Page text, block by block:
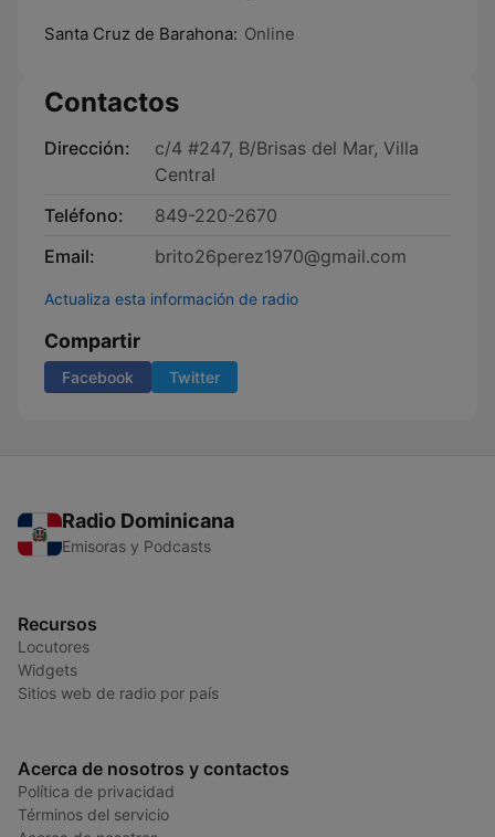
Santa Cruz de Barahona: Online
Contactos
Dirección:
c/4 #247, B/Brisas del Mar, Villa
Central
Teléfono:
849-220-2670
Email:
brito26perez1970@gmail.com
Actualiza esta información de radio
Compartir
Facebook Twitter
Radio Dominicana
Emisoras y Podcasts
Recursos
Locutores
Widgets
Sitios web de radio por país
Acerca de nosotros y contactos
Política de privacidad
Términos del servicio